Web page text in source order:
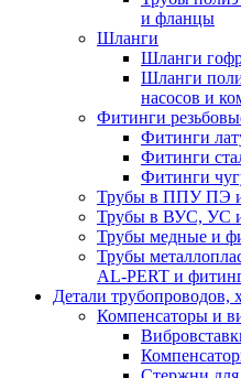
и фланцы
Шланги
Шланги
Шланги
насосов и
Фитинги
Фитинги
Фитинги
Фитинги
Трубы в ППУ ПЭ
Трубы в ВУС, УС
Трубы медные и
Трубы
AL-PERT и
Детали трубопроводов,
Компенсаторы и